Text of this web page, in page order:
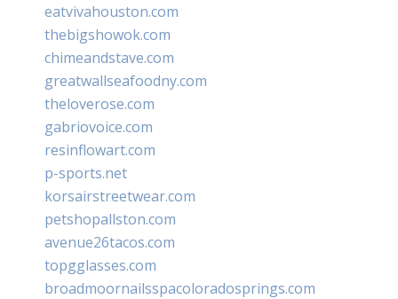
eatvivahouston.com
thebigshowok.com
chimeandstave.com
greatwallseafoodny.com
theloverose.com
gabriovoice.com
resinflowart.com
p-sports.net
korsairstreetwear.com
petshopallston.com
avenue26tacos.com
topgglasses.com
broadmoornailsspacoloradosprings.com